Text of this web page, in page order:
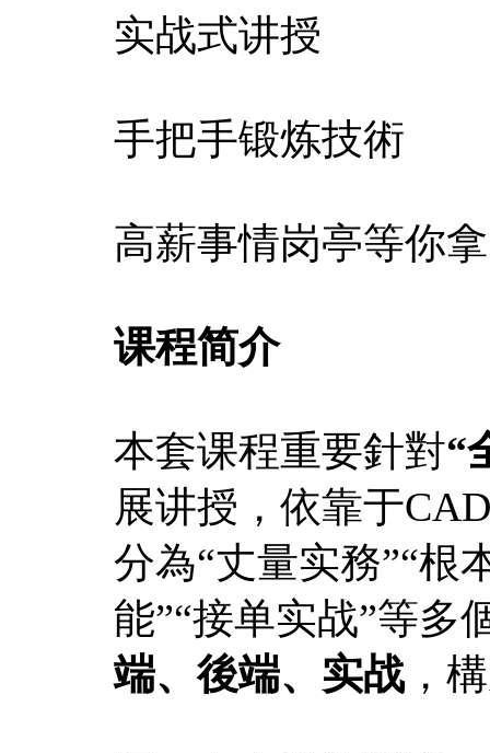
实战式讲授
手把手锻炼技術
高薪事情岗亭等你
课程简介
本套课程重要針對“
展讲授，依靠于
分為“丈量实務”“根
能”“接单实战”等多
端、後端、实战，